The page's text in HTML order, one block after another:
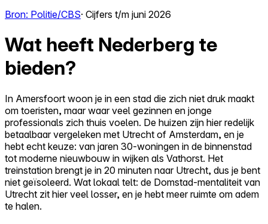
Bron: Politie/CBS· Cijfers t/m juni 2026
Wat heeft Nederberg te
bieden?
In Amersfoort woon je in een stad die zich niet druk maakt
om toeristen, maar waar veel gezinnen en jonge
professionals zich thuis voelen. De huizen zijn hier redelijk
betaalbaar vergeleken met Utrecht of Amsterdam, en je
hebt echt keuze: van jaren 30-woningen in de binnenstad
tot moderne nieuwbouw in wijken als Vathorst. Het
treinstation brengt je in 20 minuten naar Utrecht, dus je bent
niet geïsoleerd. Wat lokaal telt: de Domstad-mentaliteit van
Utrecht zit hier veel losser, en je hebt meer ruimte om adem
te halen.